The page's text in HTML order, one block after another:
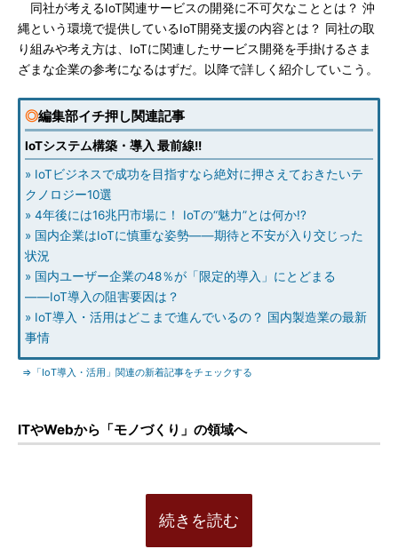
同社が考えるIoT関連サービスの開発に不可欠なこととは？ 沖
縄という環境で提供しているIoT開発支援の内容とは？ 同社の取
り組みや考え方は、IoTに関連したサービス開発を手掛けるさま
ざまな企業の参考になるはずだ。以降で詳しく紹介していこう。
◎編集部イチ押し関連記事
IoTシステム構築・導入 最前線!!
» IoTビジネスで成功を目指すなら絶対に押さえておきたいテ
クノロジー10選
» 4年後には16兆円市場に！ IoTの“魅力”とは何か!?
» 国内企業はIoTに慎重な姿勢――期待と不安が入り交じった
状況
» 国内ユーザー企業の48％が「限定的導入」にとどまる
――IoT導入の阻害要因は？
» IoT導入・活用はどこまで進んでいるの？ 国内製造業の最新
事情
⇒「IoT導入・活用」関連の新着記事をチェックする
ITやWebから「モノづくり」の領域へ
続きを読む